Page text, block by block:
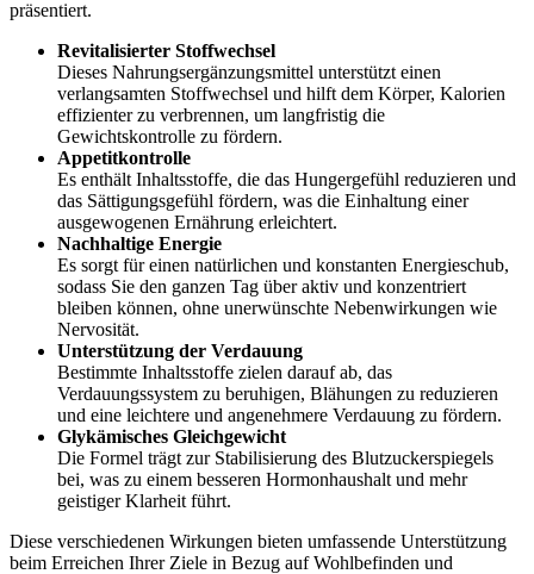
Dieses Nahrungsergänzungsmittel unterstützt einen
verlangsamten Stoffwechsel und hilft dem Körper, Kalorien
effizienter zu verbrennen, um langfristig die
Gewichtskontrolle zu fördern.
Appetitkontrolle
Es enthält Inhaltsstoffe, die das Hungergefühl reduzieren und
das Sättigungsgefühl fördern, was die Einhaltung einer
ausgewogenen Ernährung erleichtert.
Nachhaltige Energie
Es sorgt für einen natürlichen und konstanten Energieschub,
sodass Sie den ganzen Tag über aktiv und konzentriert
bleiben können, ohne unerwünschte Nebenwirkungen wie
Nervosität.
Unterstützung der Verdauung
Bestimmte Inhaltsstoffe zielen darauf ab, das
Verdauungssystem zu beruhigen, Blähungen zu reduzieren
und eine leichtere und angenehmere Verdauung zu fördern.
Glykämisches Gleichgewicht
Die Formel trägt zur Stabilisierung des Blutzuckerspiegels
bei, was zu einem besseren Hormonhaushalt und mehr
geistiger Klarheit führt.
beim Erreichen Ihrer Ziele in Bezug auf Wohlbefinden und
Gewichtsreduktion.